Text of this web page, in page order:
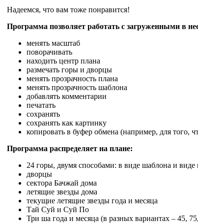
Надеемся, что вам тоже понравится!
Программа позволяет работать с загруженными в
менять масштаб
поворачивать
находить центр плана
размечать горы и дворцы
менять прозрачность плана
менять прозрачность шаблона
добавлять комментарии
печатать
сохранять
сохранять как картинку
копировать в буфер обмена (например, для того,
Программа распределяет на плане:
24 горы, двумя способами: в виде шаблона и виде
дворцы
сектора Бачжай дома
летящие звезды дома
текущие летящие звезды года и месяца
Тай Суй и Суй По
Три ша года и месяца (в разных вариантах – 45,